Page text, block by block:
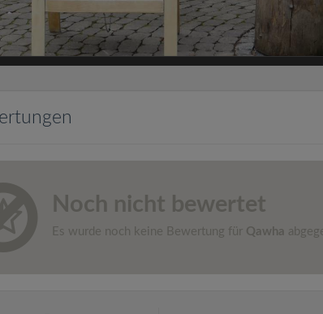
Noch nicht bewertet
Es wurde noch keine Bewertung für Qawha